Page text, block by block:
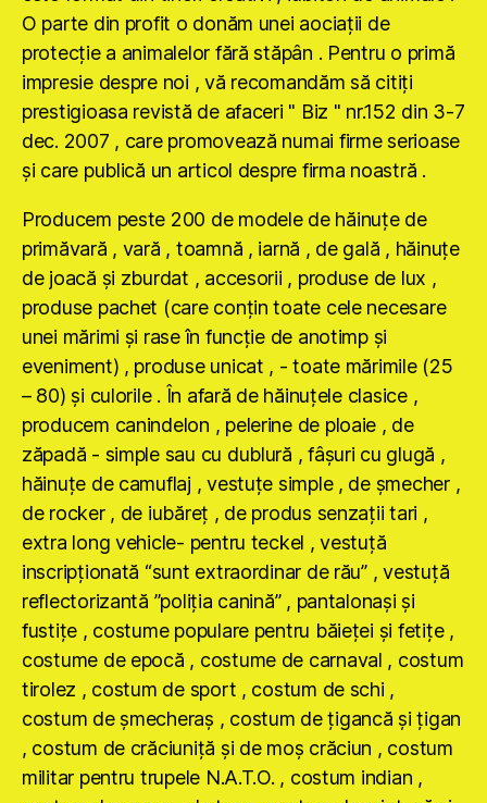
O parte din profit o donăm unei aociaţii de
protecţie a animalelor fără stăpân . Pentru o primă
impresie despre noi , vă recomandăm să citiţi
prestigioasa revistă de afaceri " Biz " nr.152 din 3-7
dec. 2007 , care promovează numai firme serioase
şi care publică un articol despre firma noastră .
Producem peste 200 de modele de hăinuţe de
primăvară , vară , toamnă , iarnă , de gală , hăinuţe
de joacă şi zburdat , accesorii , produse de lux ,
produse pachet (care conţin toate cele necesare
unei mărimi şi rase în funcţie de anotimp şi
eveniment) , produse unicat , - toate mărimile (25
– 80) şi culorile . În afară de hăinuţele clasice ,
producem canindelon , pelerine de ploaie , de
zăpadă - simple sau cu dublură , fâşuri cu glugă ,
hăinuţe de camuflaj , vestuţe simple , de şmecher ,
de rocker , de iubăreţ , de produs senzaţii tari ,
extra long vehicle- pentru teckel , vestuţă
inscripţionată “sunt extraordinar de rău” , vestuţă
reflectorizantă ”poliţia canină” , pantalonaşi şi
fustiţe , costume populare pentru băieţei şi fetiţe ,
costume de epocă , costume de carnaval , costum
tirolez , costum de sport , costum de schi ,
costum de şmecheraş , costum de ţigancă şi ţigan
, costum de crăciuniţă şi de moş crăciun , costum
militar pentru trupele N.A.T.O. , costum indian ,